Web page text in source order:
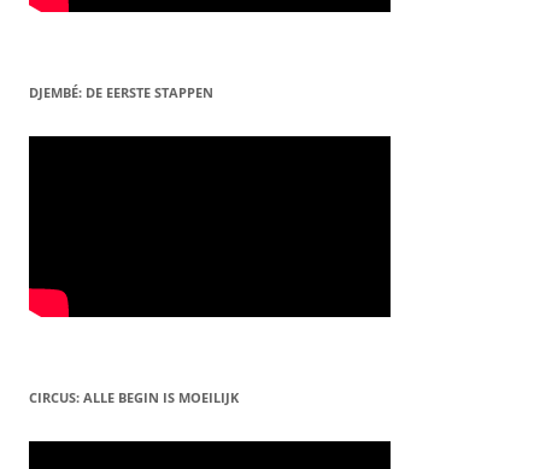
DJEMBÉ: DE EERSTE STAPPEN
CIRCUS: ALLE BEGIN IS MOEILIJK